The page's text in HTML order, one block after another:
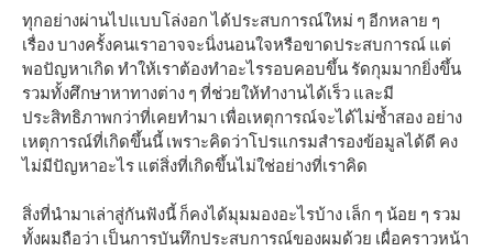
ทุกอย่างผ่านไปแบบโล่งอก ได้ประสบการณ์ใหม่ ๆ อีกหลาย ๆ
เรื่อง บางครั้งคนเราอาจจะนิ่งนอนใจหรือขาดประสบการณ์ แต่
พอปัญหาเกิด ทำให้เราต้องทำอะไรรอบคอบขึ้น รัดกุมมากยิ่งขึ้น
รวมทั้งศึกษาหาทางต่าง ๆ ที่ช่วยให้ทำงานได้เร็ว และมี
ประสิทธิภาพกว่าที่เคยทำมา เพื่อเหตุการณ์จะได้ไม่ซ้ำสอง อย่าง
เหตุการณ์ที่เกิดขึ้นนี้ เพราะคิดว่าโปรแกรมสำรองข้อมูลได้ดี คง
ไม่มีปัญหาอะไร แต่สิ่งที่เกิดขึ้นไม่ใช่อย่างที่เราคิด
สิ่งที่นำมาเล่าสู่กันฟังนี้ ก็คงได้มุมมองอะไรบ้าง เล็ก ๆ น้อย ๆ รวม
ทั้งผมถือว่า เป็นการบันทึกประสบการณ์ของผมด้วย เผื่อคราวหน้า